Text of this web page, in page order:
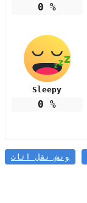
0 %
Sleepy
0 %
ونش نقل اثاث